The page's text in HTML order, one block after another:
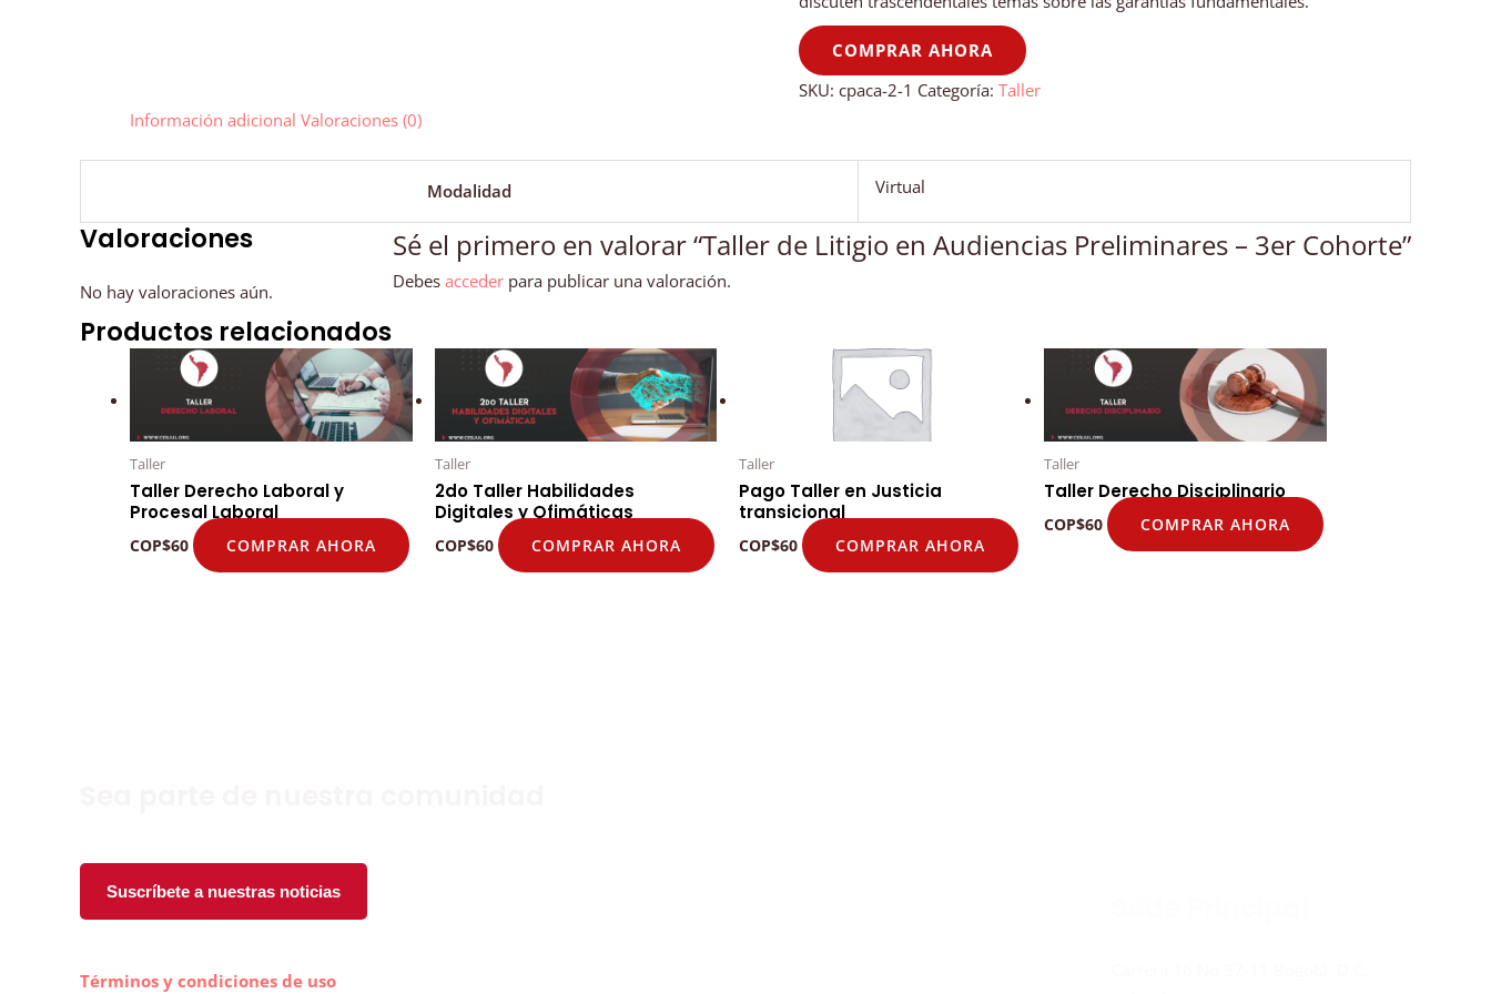
cantidad
COMPRAR AHORA
SKU: cpaca-2-1 Categoría: Taller
Información adicional Valoraciones (0)
Modalidad Virtual
Valoraciones
No hay valoraciones aún.
Sé el primero en valorar “Taller de Litigio en Audiencias Preliminares – 3er Cohorte”
Debes acceder para publicar una valoración.
Productos relacionados
Taller
Taller Derecho Laboral y
Procesal Laboral
COP$60 COMPRAR AHORA
Taller
2do Taller Habilidades
Digitales y Ofimáticas
COP$60 COMPRAR AHORA
Taller
Pago Taller en Justicia
transicional
COP$60 COMPRAR AHORA
Taller
Taller Derecho Disciplinario
COP$60 COMPRAR AHORA
Suscríbete a nuestras noticias
Términos y condiciones de uso